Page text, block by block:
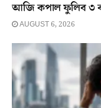
আজি কপাল ফুলিব ৩
AUGUST 6, 2026